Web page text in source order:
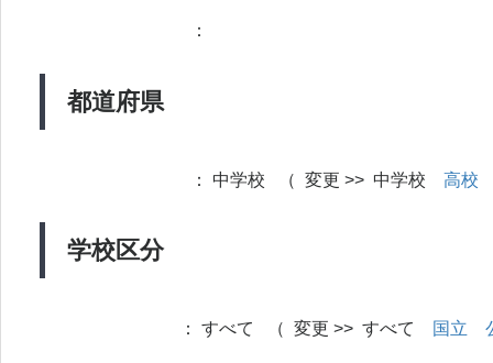
都道府県
：
学校区分
： 中学校 （ 変更 >> 中学校 高校
： すべて （ 変更 >> すべて 国立